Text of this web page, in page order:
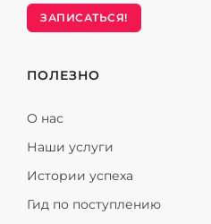
ЗАПИСАТЬСЯ!
ПОЛЕЗНО
О нас
Наши услуги
Истории успеха
Гид по поступлению